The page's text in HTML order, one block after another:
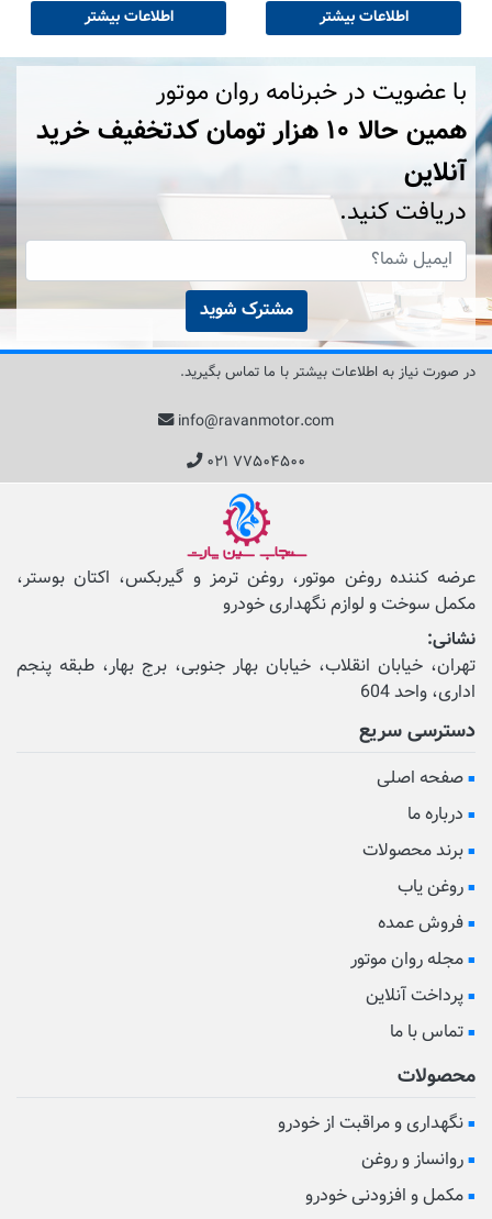
اطلاعات بیشتر اطلاعات بیشتر
با عضویت در خبرنامه روان موتور
همین حالا ۱۰ هزار تومان کد‌تخفیف خرید
آنلاین
دریافت کنید.
مشترک شوید
در صورت نیاز به اطلاعات بیشتر با ما تماس بگیرید.
info@ravanmotor.com
۰۲۱ ۷۷۵۰۴۵۰۰
عرضه کننده روغن موتور، روغن ترمز و گیربکس، اکتان بوستر،
مکمل‌ سوخت و لوازم نگهداری خودرو
نشانی:
تهران، خیابان انقلاب، خیابان بهار جنوبی، برج بهار، طبقه پنجم
اداری، واحد 604
دسترسی سریع
صفحه اصلی
درباره ما
برند محصولات
روغن یاب
فروش عمده
مجله روان موتور
پرداخت آنلاین
تماس با ما
محصولات
نگهداری و مراقبت از خودرو
روانساز و روغن
مکمل و افزودنی خودرو